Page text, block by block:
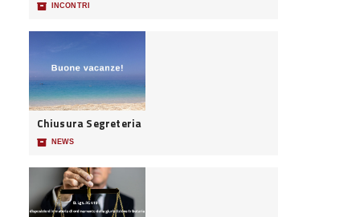
📦 INCONTRI
Chiusura Segreteria
📦 NEWS